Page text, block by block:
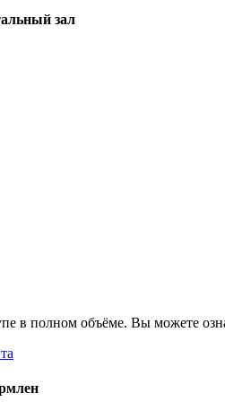
зал
в полном объёме. Вы можете